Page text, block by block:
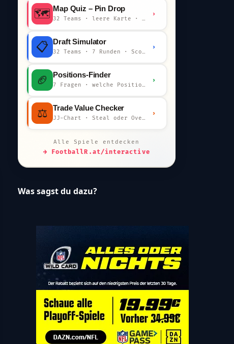
🗺️ Map Quiz – Pin Drop
32 Teams · leere Karte · km-Wertung
›
📋 Draft Simulator
32 Teams · 7 Runden · Scout-Kommentar
›
🏈 Positions-Finder
7 Fragen · welche Position bist du?
›
⚖️ Trade Value Checker
JJ-Chart · Steal oder Overpay?
›
Alle Spiele entdecken
→ FootballR.at/interactive
Was sagst du dazu?